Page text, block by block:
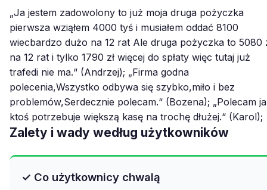
„Ja jestem zadowolony to już moja druga pożyczka
pierwsza wziąłem 4000 tyś i musiałem oddać 8100
wiecbardzo dużo na 12 rat Ale druga pożyczka to 5080
na 12 rat i tylko 1790 zł więcej do spłaty więc tutaj już
trafedi nie ma.“ (Andrzej); „Firma godna
polecenia,Wszystko odbywa się szybko,miło i bez
problemów,Serdecznie polecam.“ (Bozena); „Polecam
ktoś potrzebuje większą kasę na trochę dłużej.“ (Karol);
Zalety i wady według użytkowników
✓ Co użytkownicy chwalą